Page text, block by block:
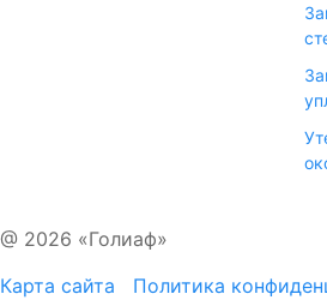
@ 2026 «Голиаф»
Карта сайта
Политика